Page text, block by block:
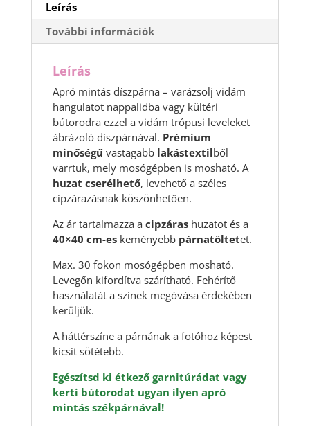
Leírás
További információk
Leírás
Apró mintás díszpárna – varázsolj vidám
hangulatot nappalidba vagy kültéri
bútorodra ezzel a vidám trópusi leveleket
ábrázoló díszpárnával. Prémium
minőségű vastagabb lakástextilből
varrtuk, mely mosógépben is mosható. A
huzat cserélhető, levehető a széles
cipzárazásnak köszönhetően.
Az ár tartalmazza a cipzárashuzatot és a
40×40 cm-eskeményebb párnatöltetet.
Max. 30 fokon mosógépben mosható.
Levegőn kifordítva szárítható. Fehérítő
használatát a színek megóvása érdekében
kerüljük.
A háttérszíne a párnának a fotóhoz képest
kicsit sötétebb.
Egészítsd ki étkező garnitúrádat vagy
kerti bútorodat ugyan ilyen apró
mintás székpárnával!